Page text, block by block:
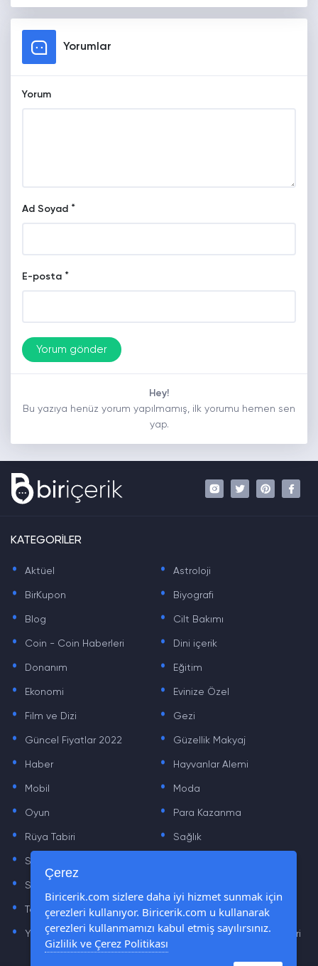
Yorumlar
Yorum
Ad Soyad *
E-posta *
Hey!
Bu yazıya henüz yorum yapılmamış, ilk yorumu hemen sen
yap.
KATEGORİLER
. Aktüel . Astroloji
. BirKupon . Biyografi
. Blog . Cilt Bakımı
. Coin - Coin Haberleri . Dini içerik
. Donanım . Eğitim
. Ekonomi . Evinize Özel
. Film ve Dizi . Gezi
. Güncel Fiyatlar 2022 . Güzellik Makyaj
. Haber . Hayvanlar Alemi
. Mobil . Moda
. Oyun . Para Kazanma
. Rüya Tabiri . Sağlık
. Sinema .
. Sözler
. Teknoloji Haberleri . Yaşam
. Yazılım Haberleri . Yiyecek Önerileri ve Tarifleri
Çerez
Biricerik.com sizlere daha iyi hizmet sunmak için
çerezleri kullanıyor. Biricerik.com u kullanarak
çerezleri kullanmamızı kabul etmiş sayılırsınız.
Gizlilik ve Çerez Politikası